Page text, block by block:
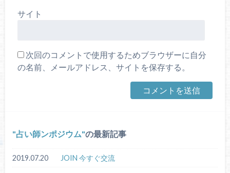
サイト
次回のコメントで使用するためブラウザーに自分
の名前、メールアドレス、サイトを保存する。
占い師ンポジウム の最新記事
2019.07.20 JOIN 今すぐ交流